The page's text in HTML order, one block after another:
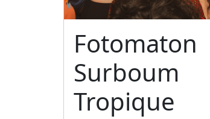
Fotomaton
Surboum
Tropique